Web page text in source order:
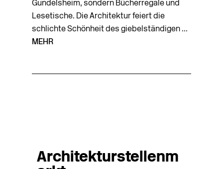
Gundelsheim, sondern Bücherregale und
Lesetische. Die Architektur feiert die
schlichte Schönheit des giebelständigen ...
MEHR
Architekturstellenm